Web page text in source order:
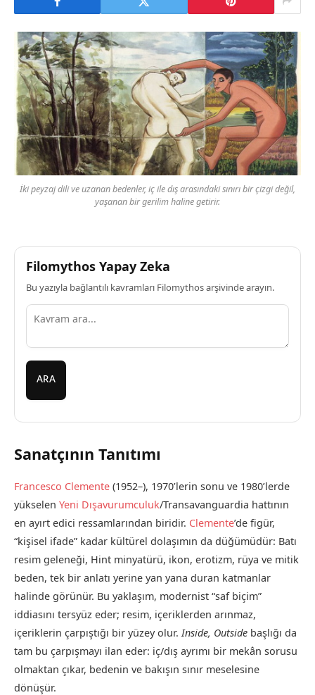
İki peyzaj dili ve uzanan bedenler, iç ile dış arasındaki sınırı bir çizgi değil,
yaşanan bir gerilim haline getirir.
Filomythos Yapay Zeka
Bu yazıyla bağlantılı kavramları Filomythos arşivinde arayın.
ARA
Sanatçının Tanıtımı
Francesco Clemente (1952–), 1970’lerin sonu ve 1980’lerde
yükselen Yeni Dışavurumculuk/Transavanguardia hattının
en ayırt edici ressamlarından biridir. Clemente’de figür,
“kişisel ifade” kadar kültürel dolaşımın da düğümüdür: Batı
resim geleneği, Hint minyatürü, ikon, erotizm, rüya ve mitik
beden, tek bir anlatı yerine yan yana duran katmanlar
halinde görünür. Bu yaklaşım, modernist “saf biçim”
iddiasını tersyüz eder; resim, içeriklerden arınmaz,
içeriklerin çarpıştığı bir yüzey olur. Inside, Outside başlığı da
tam bu çarpışmayı ilan eder: iç/dış ayrımı bir mekân sorusu
olmaktan çıkar, bedenin ve bakışın sınır meselesine
dönüşür.